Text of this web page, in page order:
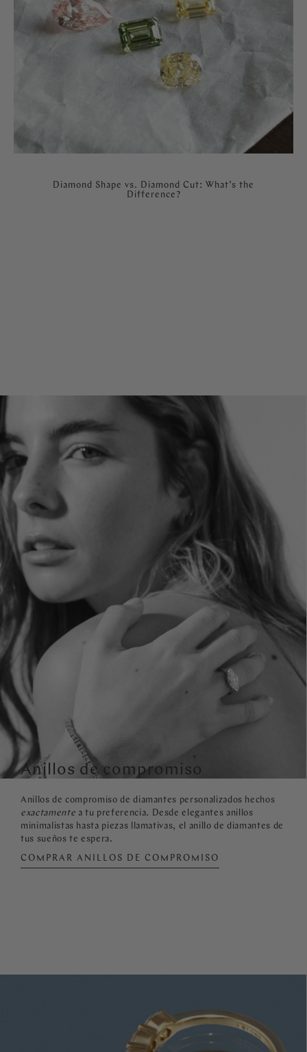
Diamond Shape vs. Diamond Cut: What’s the
Difference?
Anillos de compromiso
Anillos de compromiso de diamantes personalizados hechos
exactamente a tu preferencia. Desde elegantes anillos
minimalistas hasta piezas llamativas, el anillo de diamantes de
tus sueños te espera.
COMPRAR ANILLOS DE COMPROMISO